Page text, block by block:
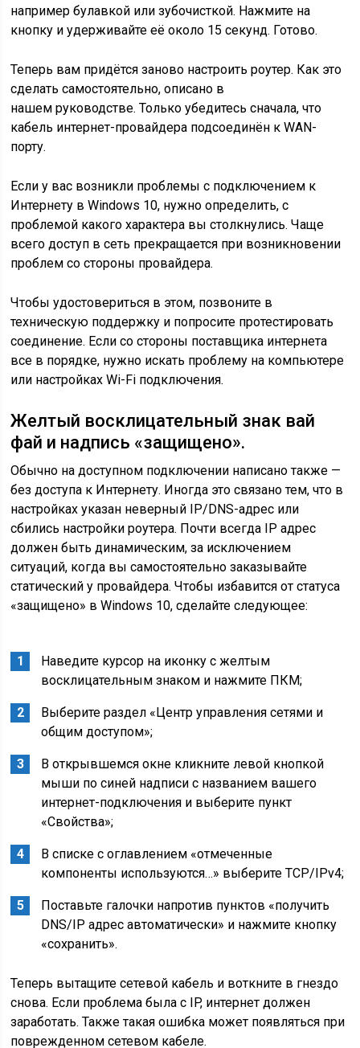
например булавкой или зубочисткой. Нажмите на
кнопку и удерживайте её около 15 секунд. Готово.
Теперь вам придётся заново настроить роутер. Как это
сделать самостоятельно, описано в
нашем руководстве. Только убедитесь сначала, что
кабель интернет-провайдера подсоединён к WAN-
порту.
Если у вас возникли проблемы с подключением к
Интернету в Windows 10, нужно определить, с
проблемой какого характера вы столкнулись. Чаще
всего доступ в сеть прекращается при возникновении
проблем со стороны провайдера.
Чтобы удостовериться в этом, позвоните в
техническую поддержку и попросите протестировать
соединение. Если со стороны поставщика интернета
все в порядке, нужно искать проблему на компьютере
или настройках Wi-Fi подключения.
Желтый восклицательный знак вай
фай и надпись «защищено».
Обычно на доступном подключении написано также —
без доступа к Интернету. Иногда это связано тем, что в
настройках указан неверный IP/DNS-адрес или
сбились настройки роутера. Почти всегда IP адрес
должен быть динамическим, за исключением
ситуаций, когда вы самостоятельно заказывайте
статический у провайдера. Чтобы избавится от статуса
«защищено» в Windows 10, сделайте следующее:
Наведите курсор на иконку с желтым
восклицательным знаком и нажмите ПКМ;
Выберите раздел «Центр управления сетями и
общим доступом»;
В открывшемся окне кликните левой кнопкой
мыши по синей надписи с названием вашего
интернет-подключения и выберите пункт
«Свойства»;
В списке с оглавлением «отмеченные
компоненты используются…» выберите TCP/IPv4;
Поставьте галочки напротив пунктов «получить
DNS/IP адрес автоматически» и нажмите кнопку
«сохранить».
Теперь вытащите сетевой кабель и воткните в гнездо
снова. Если проблема была с IP, интернет должен
заработать. Также такая ошибка может появляться при
поврежденном сетевом кабеле.